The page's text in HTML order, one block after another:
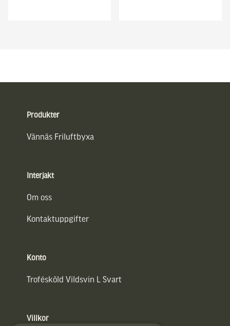
Produkter
Vännäs Friluftbyxa
Interjakt
Om oss
Kontaktuppgifter
Konto
Trofésköld Vildsvin L Svart
Villkor